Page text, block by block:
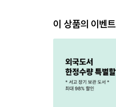
이 상품의 이벤트